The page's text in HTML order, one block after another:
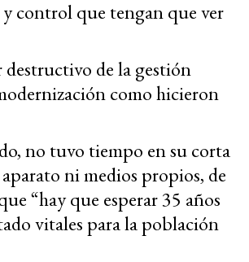
control que tengan que ver
de la gestión
como hicieron
no tuvo tiempo en su corta
ni medios propios, de
“hay que esperar 35 años
vitales para la población